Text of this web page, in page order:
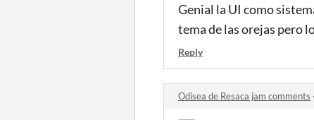
Genial la UI como
tema de las orejas pero
Reply
Odisea de Resaca jam comments ·